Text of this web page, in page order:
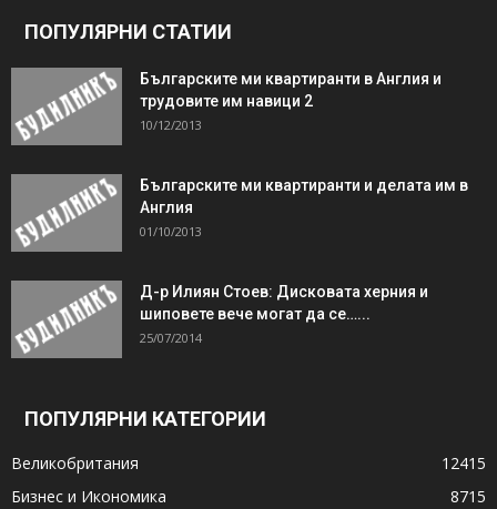
ПОПУЛЯРНИ СТАТИИ
Българските ми квартиранти в Англия и
трудовите им навици 2
10/12/2013
Българските ми квартиранти и делата им в
Англия
01/10/2013
Д-р Илиян Стоев: Дисковата херния и
шиповете вече могат да се…...
25/07/2014
ПОПУЛЯРНИ КАТЕГОРИИ
Великобритания
12415
Бизнес и Икономика
8715